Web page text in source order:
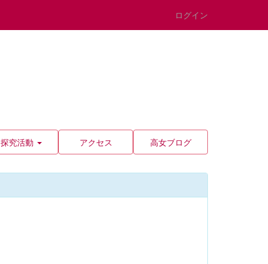
ログイン
探究活動 アクセス 高女ブログ